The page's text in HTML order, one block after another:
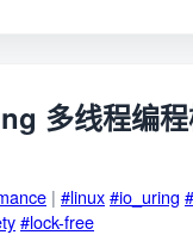
多线程编
| #linux#io_uring
#lock-free